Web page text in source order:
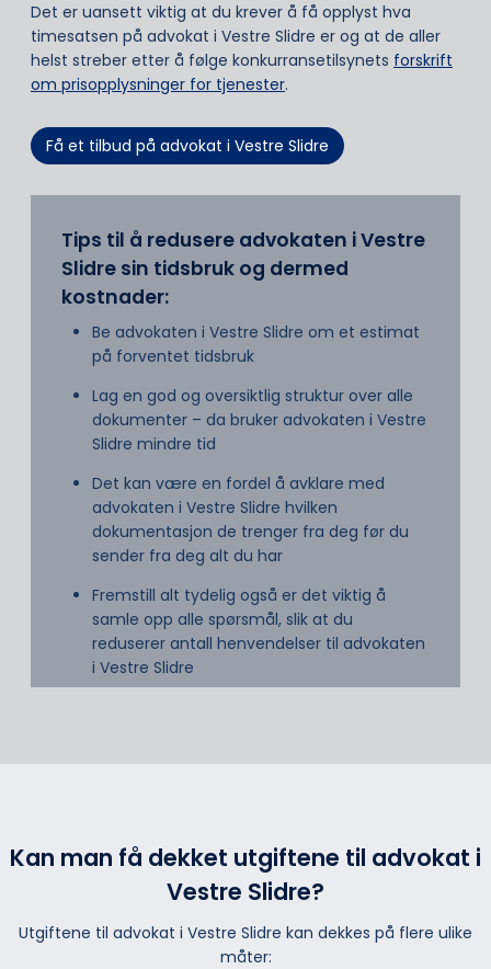
Det er uansett viktig at du krever å få opplyst hva
timesatsen på advokat i Vestre Slidre er og at de aller
helst streber etter å følge konkurransetilsynets forskrift
om prisopplysninger for tjenester.
Få et tilbud på advokat i Vestre Slidre
Tips til å redusere advokaten i Vestre
Slidre sin tidsbruk og dermed
kostnader:
Be advokaten i Vestre Slidre om et estimat
på forventet tidsbruk
Lag en god og oversiktlig struktur over alle
dokumenter – da bruker advokaten i Vestre
Slidre mindre tid
Det kan være en fordel å avklare med
advokaten i Vestre Slidre hvilken
dokumentasjon de trenger fra deg før du
sender fra deg alt du har
Fremstill alt tydelig også er det viktig å
samle opp alle spørsmål, slik at du
reduserer antall henvendelser til advokaten
i Vestre Slidre
Kan man få dekket utgiftene til advokat i
Vestre Slidre?
Utgiftene til advokat i Vestre Slidre kan dekkes på flere ulike
måter: